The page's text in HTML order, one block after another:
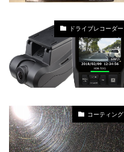
ドライブレコーダー
コーティング